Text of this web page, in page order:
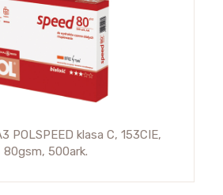
POLSPEED klasa C, 153CIE,
80gsm, 500ark.